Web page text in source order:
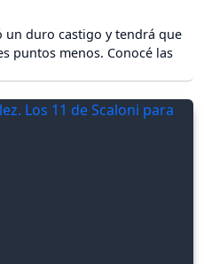
un duro castigo y tendrá que
puntos menos. Conocé las